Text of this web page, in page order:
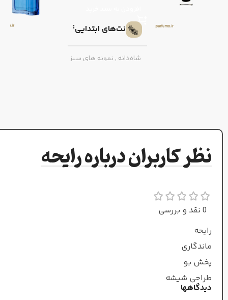
نت‌های ابتدایی
شاه‌دانه , نمونه های سبز
طبع گرم و تلخ
نظر کاربران درباره رایحه
0 نقد و بررسی
رایحه
ماندگاری
پخش بو
طراحی شیشه
دیدگاهها